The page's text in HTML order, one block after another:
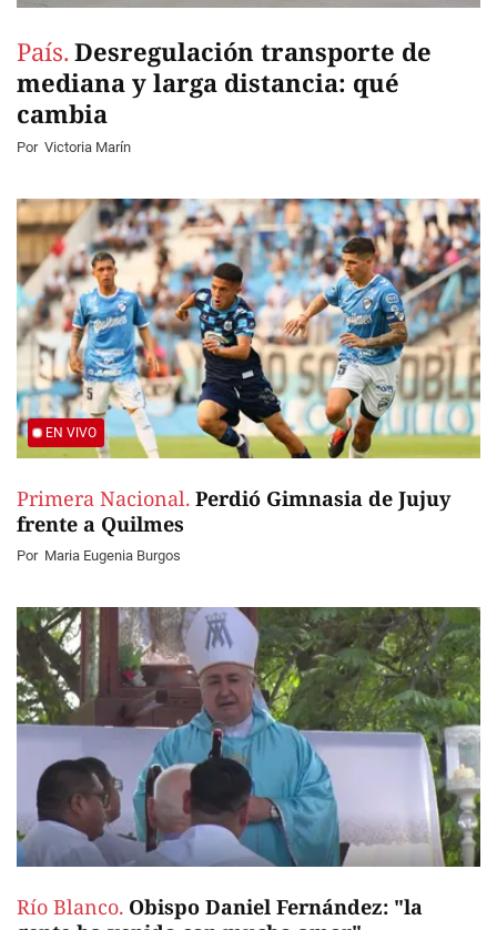
País. Desregulación transporte de
mediana y larga distancia: qué
cambia
Por Victoria Marín
EN VIVO
Primera Nacional. Perdió Gimnasia de Jujuy
frente a Quilmes
Por Maria Eugenia Burgos
Río Blanco. Obispo Daniel Fernández: "la